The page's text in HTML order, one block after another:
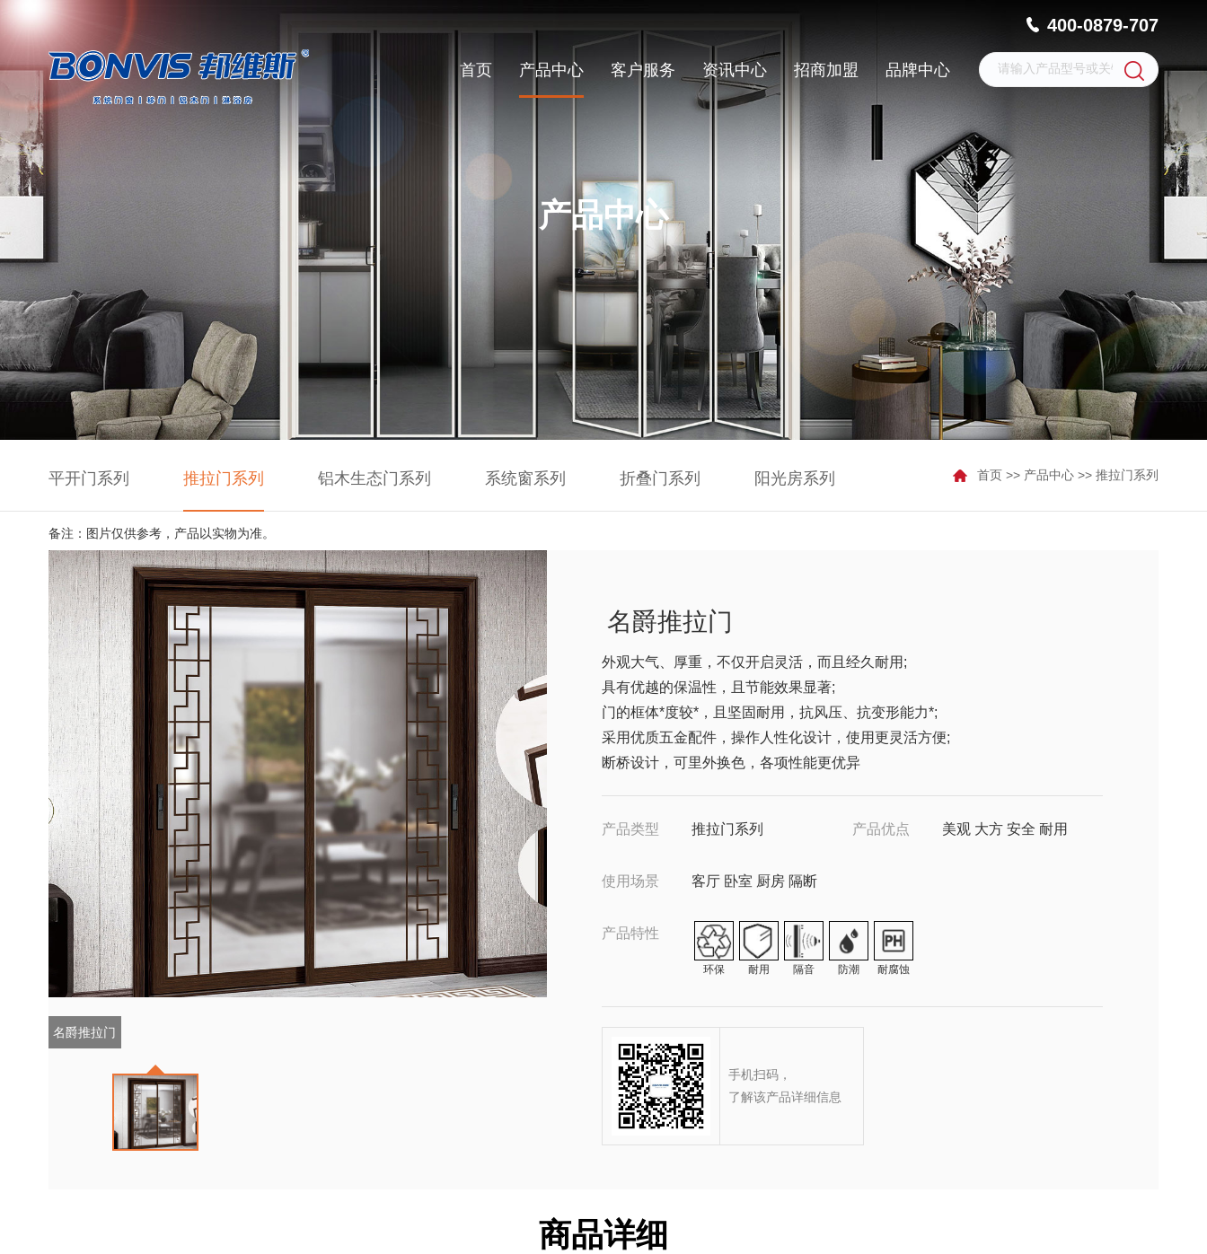
400-0879-707
首页 产品中心 客户服务 资讯中心 招商加盟 品牌中心
产品中心
首页 >> 产品中心 >>推拉门系列
平开门系列 推拉门系列 铝木生态门系列 系统窗系列 折叠门系列 阳光房系列
备注：图片仅供参考，产品以实物为准。
名爵推拉门
名爵推拉门
外观大气、厚重，不仅开启灵活，而且经久耐用;
具有优越的保温性，且节能效果显著;
门的框体*度较*，且坚固耐用，抗风压、抗变形能力*;
采用优质五金配件，操作人性化设计，使用更灵活方便;
断桥设计，可里外换色，各项性能更优异
产品类型 推拉门系列 产品优点 美观 大方 安全 耐用
使用场景 客厅 卧室 厨房 隔断
产品特性
环保 耐用 隔音 防潮 耐腐蚀
手机扫码，
了解该产品详细信息
商品详细